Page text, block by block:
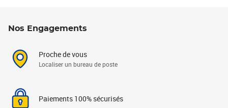
Nos Engagements
Proche de vous
Localiser un bureau de poste
Paiements 100% sécurisés